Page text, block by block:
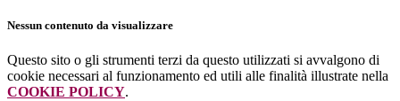
Nessun contenuto da visualizzare
Questo sito o gli strumenti terzi da questo utilizzati si avvalgono di
cookie necessari al funzionamento ed utili alle finalità illustrate nella
COOKIE POLICY.